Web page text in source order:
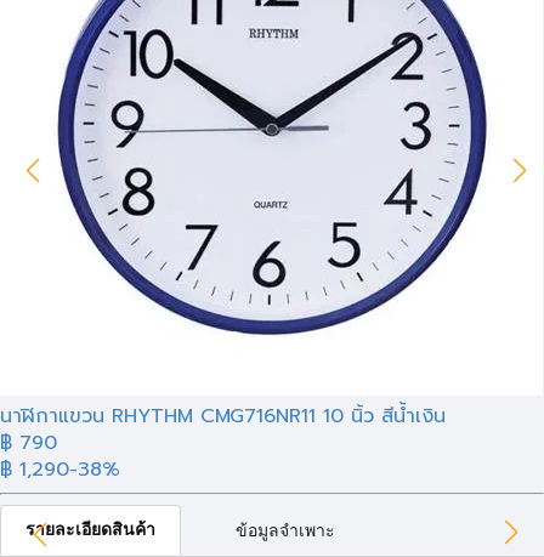
นาฬิกาแขวน RHYTHM CMG716NR11 10 นิ้ว สีน้ำเงิน
฿ 790
฿ 1,290-38%
รายละเอียดสินค้า ข้อมูลจำเพาะ